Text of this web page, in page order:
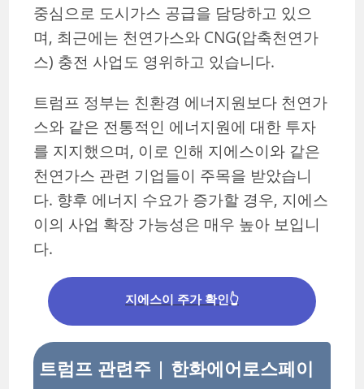
중심으로 도시가스 공급을 담당하고 있으
며, 최근에는 천연가스와 CNG(압축천연가
스) 충전 사업도 영위하고 있습니다.
트럼프 정부는 친환경 에너지원보다 천연가
스와 같은 전통적인 에너지원에 대한 투자
를 지지했으며, 이로 인해 지에스이와 같은
천연가스 관련 기업들이 주목을 받았습니
다. 향후 에너지 수요가 증가할 경우, 지에스
이의 사업 확장 가능성은 매우 높아 보입니
다.
지에스이 주가 확인👆
트럼프 관련주 | 한화에어로스페이